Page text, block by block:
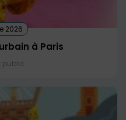
2026
à Paris
public